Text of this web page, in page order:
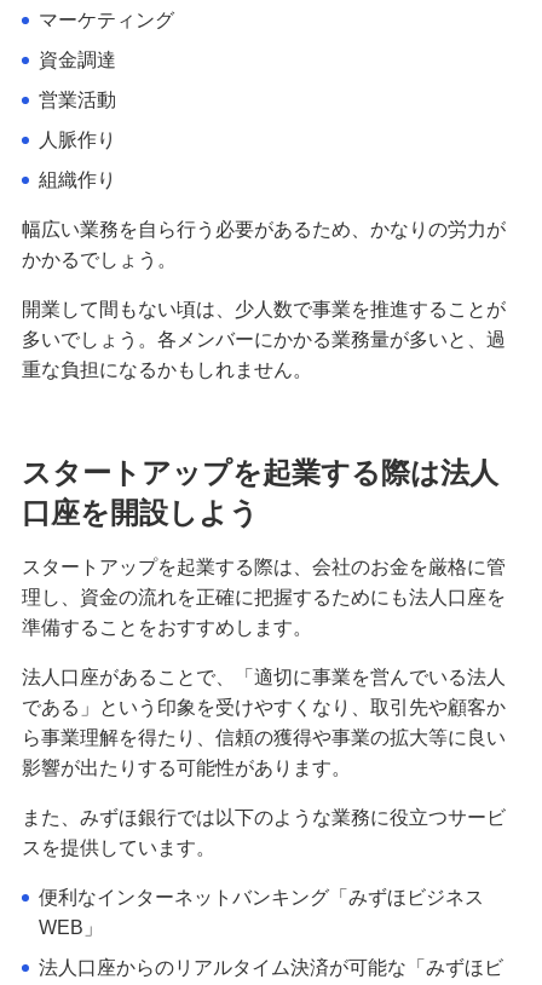
マーケティング
資金調達
営業活動
人脈作り
組織作り
幅広い業務を自ら行う必要があるため、かなりの労力が
かかるでしょう。
開業して間もない頃は、少人数で事業を推進することが
多いでしょう。各メンバーにかかる業務量が多いと、過
重な負担になるかもしれません。
スタートアップを起業する際は法人
口座を開設しよう
スタートアップを起業する際は、会社のお金を厳格に管
理し、資金の流れを正確に把握するためにも法人口座を
準備することをおすすめします。
法人口座があることで、「適切に事業を営んでいる法人
である」という印象を受けやすくなり、取引先や顧客か
ら事業理解を得たり、信頼の獲得や事業の拡大等に良い
影響が出たりする可能性があります。
また、みずほ銀行では以下のような業務に役立つサービ
スを提供しています。
便利なインターネットバンキング「みずほビジネス
WEB」
法人口座からのリアルタイム決済が可能な「みずほビ